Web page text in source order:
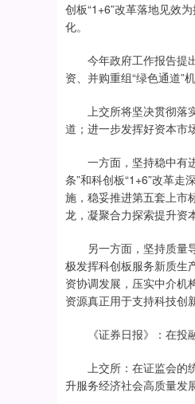
创板“1+6”改革落地见效
化。
今年政府工作报告提出
资、并购重组“绿色通道”
上交所将坚决贯彻落实
道；进一步发挥好资本市
一方面，坚持稳中有进
条”和科创板“1+6”改革
施，稳妥推进第五套上市
龙，凝聚合力探索提升资
另一方面，坚持质量导
极发挥科创板服务新质生
资协调发展，压实中介机
资源真正用于支持科技创
《证券日报》：在投融
上交所：在证监会的统
升服务经济社会高质量发